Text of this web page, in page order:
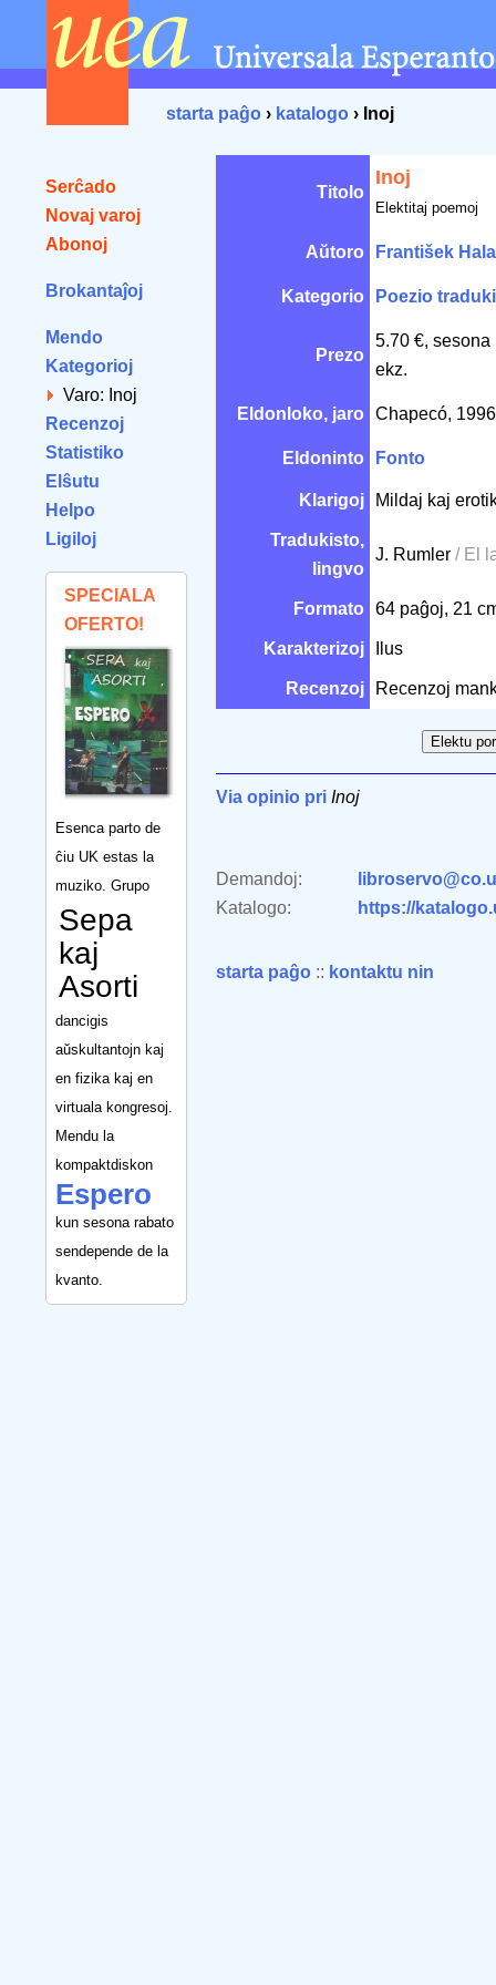
starta paĝo › katalogo › Inoj
Serĉado
Novaj varoj
Abonoj
Brokantaĵoj
Mendo
Kategorioj
Varo: Inoj
Recenzoj
Statistiko
Elŝutu
Helpo
Ligiloj
SPECIALA
OFERTO!
Esenca parto de
ĉiu UK estas la
muziko. Grupo
Sepa
kaj
Asorti
dancigis
aŭskultantojn kaj
en fizika kaj en
virtuala kongresoj.
Mendu la
kompaktdiskon
Espero
kun sesona rabato
sendepende de la
kvanto.
Titolo
Inoj
Elektitaj poemoj
Aŭtoro František
Kategorio Poezio
Prezo
5.70 €, sesona
ekz.
Eldonloko, jaro Chapecó,
Eldoninto Fonto
Klarigoj Mildaj kaj
Tradukisto,
lingvo
J. Rumler / El
Formato 64 paĝoj, 21
Karakterizoj Ilus
Recenzoj Recenzoj
Via opinio pri Inoj
Demandoj:
Katalogo:
https://
starta paĝo :: kontaktu nin